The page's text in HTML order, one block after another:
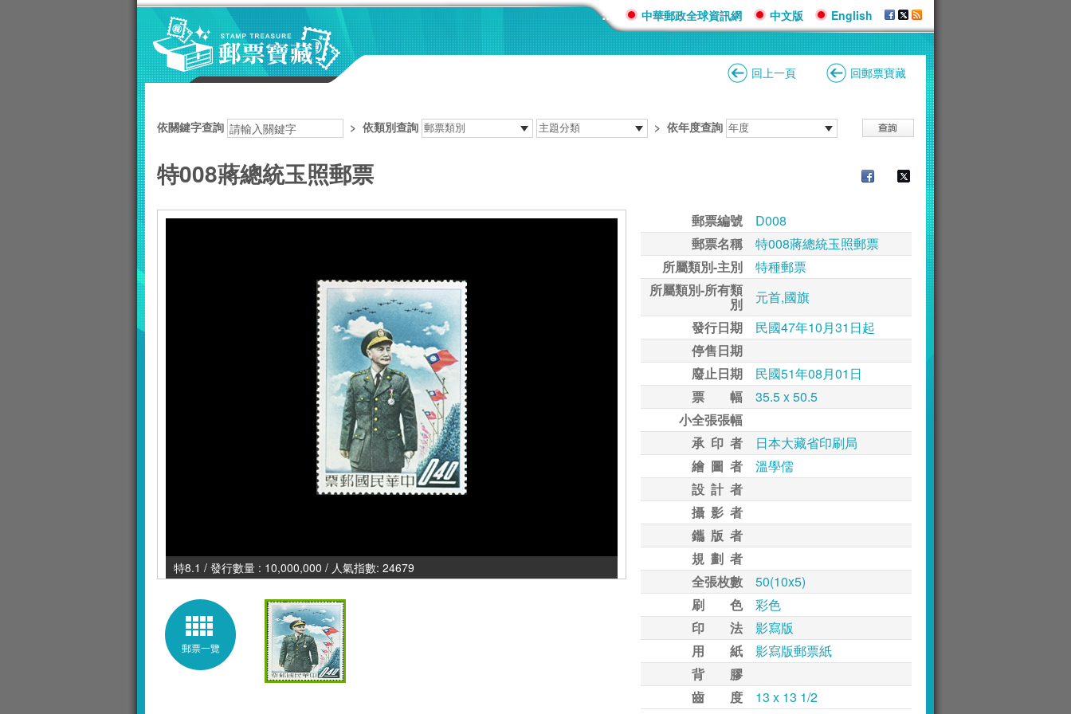
::: 中華郵政全球資訊網 中文版 English
回上一頁 回郵票寶藏
依關鍵字查詢 > 依類別查詢 > 依年度查詢
特008蔣總統玉照郵票
特8.1 / 發行數量 : 10,000,000 / 人氣指數: 24679
郵票一覽
郵票編號
D008
郵票名稱
特008蔣總統玉照郵票
所屬類別-主別
特種郵票
所屬類別-所有類
別
元首,國旗
發行日期
民國47年10月31日起
停售日期
廢止日期
民國51年08月01日
票 幅
35.5 x 50.5
小全張張幅
承 印 者
日本大藏省印刷局
繪 圖 者
溫學儒
設 計 者
攝 影 者
鑴 版 者
規 劃 者
全張枚數
50(10x5)
刷 色
彩色
印 法
影寫版
用 紙
影寫版郵票紙
背 膠
齒 度
13 x 13 1/2